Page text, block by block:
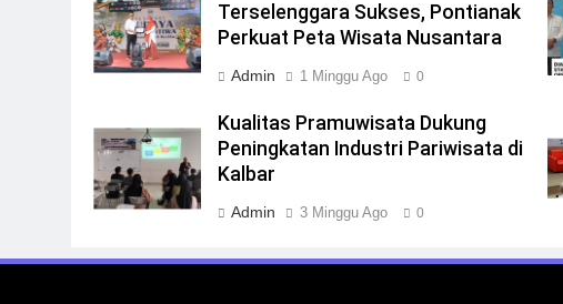
Terselenggara Sukses, Pontianak
Perkuat Peta Wisata Nusantara
Admin 1 Minggu Ago 0
Kualitas Pramuwisata Dukung
Peningkatan Industri Pariwisata di
Kalbar
Admin 3 Minggu Ago 0